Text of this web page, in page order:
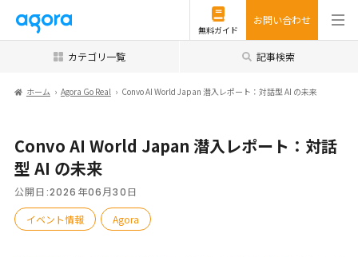
無料ガイド
お問い合わせ
カテゴリ一覧 記事検索
ホーム Agora Go Real Convo AI World Japan 潜入レポート：対話型 AI の未来
Convo AI World Japan 潜入レポート：対話
型 AI の未来
公開日:2026年06月30日
イベント情報
Agora